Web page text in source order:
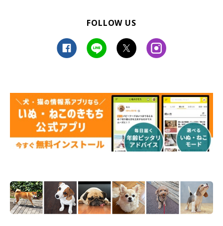
いぬのきもちweb
マルモ：
みんなすっかり仲よし家族。飼い主あいべちゃんは、
ない！」という発言が気になるところだけど……。
FOLLOW US